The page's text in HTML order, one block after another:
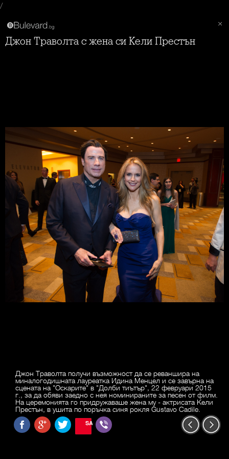
/
Джон Траволта с жена си Кели Престън
Джон Траволта получи възможност да се реваншира на
миналогодишната лауреатка Идина Менцел и се завърна на
сцената на "Оскарите" в "Долби тиътър", 22 февруари 2015
г., за да обяви заедно с нея номинираните за песен от филм.
На церемонията го придружаваше жена му - актрисата Кели
Престън, в ушита по поръчка синя рокля Gustavo Cadile.
SAVE